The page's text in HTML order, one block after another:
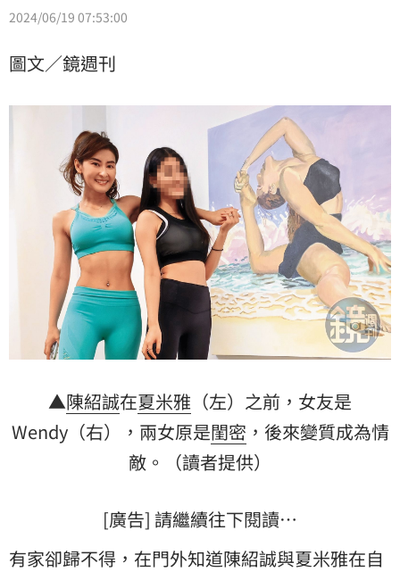
2024/06/19 07:53:00
圖文／鏡週刊
▲陳紹誠在夏米雅 （左）之前，女友是
Wendy（右），兩女原是閨密 ，後來變質成為情
敵。（讀者提供）
[廣告] 請繼續往下閱讀…
有家卻歸不得，在門外知道陳紹誠與夏米雅在自